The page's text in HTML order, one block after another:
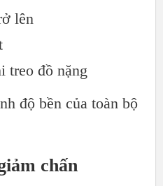
lên
treo đồ nặng
độ bền của toàn bộ
chấn